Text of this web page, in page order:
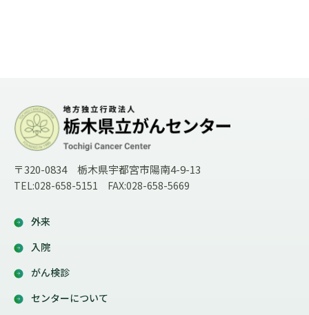
〒320-0834 栃木県宇都宮市陽南4-9-13
TEL:028-658-5151 FAX:028-658-5669
外来
入院
がん検診
センターについて